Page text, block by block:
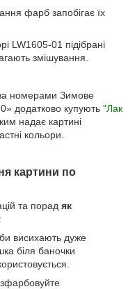
фарб запобігає їх
LW1605-01 підібрані
змішування.
номерами Зимове
додатково купують "Лак
надає картині
кольори.
картини по
та порад як
:
висихають дуже
біля баночки